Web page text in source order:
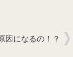
因になるの！？